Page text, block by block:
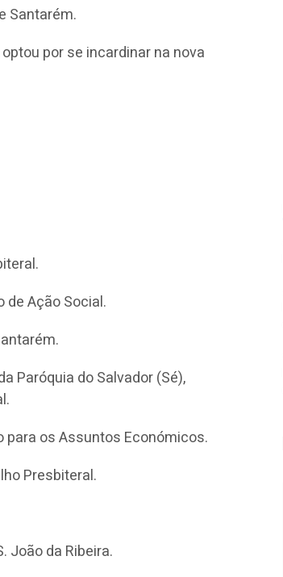
Santarém.
por se incardinar na nova
de Ação Social.
Paróquia do Salvador (Sé),
para os Assuntos Económicos.
Presbiteral.
João da Ribeira.